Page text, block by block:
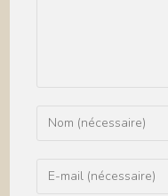
your
username
your